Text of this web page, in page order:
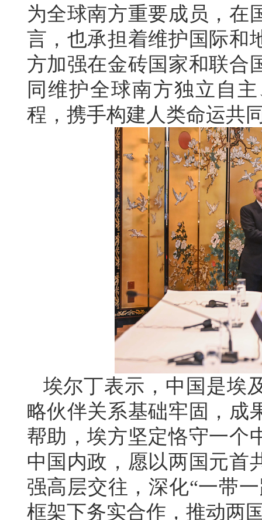
为全球南方重要成员，在
言，也承担着维护国际和
方加强在金砖国家和联合
同维护全球南方独立自
程，携手构建人类命运共
埃尔丁表示，中国是埃
略伙伴关系基础牢固，成
帮助，埃方坚定恪守一个
中国内政，愿以两国元首
强高层交往，深化“一带
框架下务实合作，推动两